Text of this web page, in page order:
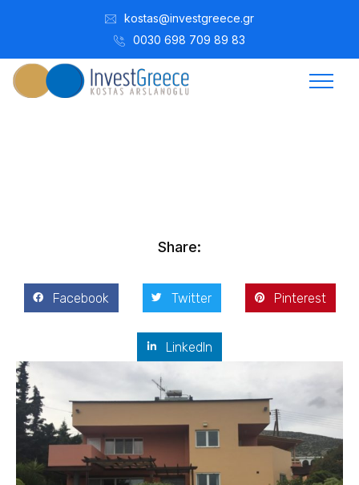
kostas@investgreece.gr
0030 698 709 89 83
Share:
Facebook Twitter Pinterest
LinkedIn